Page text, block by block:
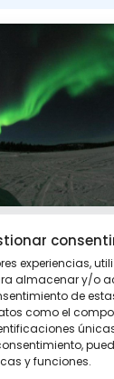
experiencias,
almacenar y/o
de
como el
únicas
y funciones.
a
lagos.
la capital
Laponia es
a la realidad
sueñan con un